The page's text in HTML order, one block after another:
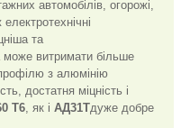
автомобілів, огорожі,
та
може витримати більше
з алюмінію
достатня міцність і
Т6 , як і АД31Тдуже добре